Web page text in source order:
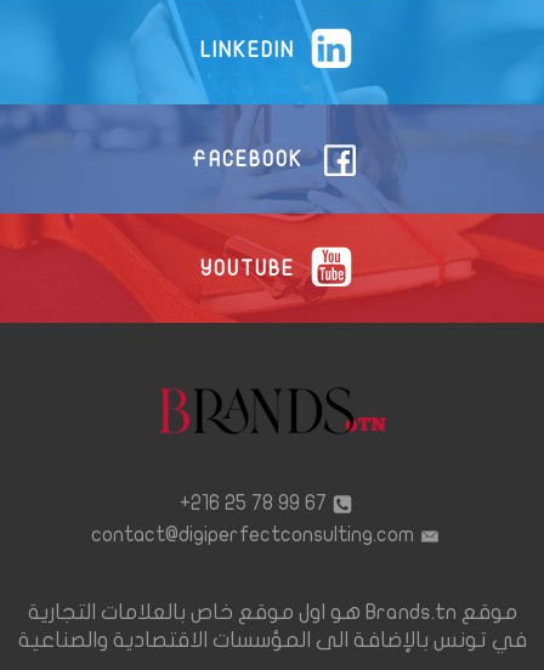
LINKEDIN
FACEBOOK
YOUTUBE
67 99 78 25 216+
contact@digiperfectconsulting.com
موقع Brands.tn هو اول موقع خاص بالعلامات التجارية
في تونس بالإضافة الى المؤسسات الاقتصادية والصناعية